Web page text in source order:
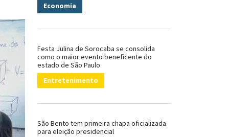
Economia
Festa Julina de Sorocaba se consolida
como o maior evento beneficente do
estado de São Paulo
Entretenimento
São Bento tem primeira chapa oficializada
para eleição presidencial